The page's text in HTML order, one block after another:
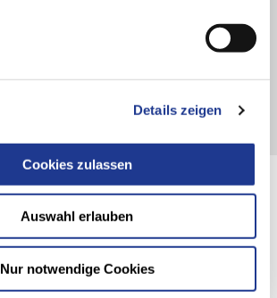
Details zeigen
Cookies zulassen
Auswahl erlauben
Nur notwendige Cookies
ANFRAGE ABSENDEN